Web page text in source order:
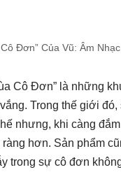
Đơn” Của Vũ: Âm
Cô Đơn” là những
Trong thế giới
nhưng, khi càng
hơn. Sản phẩm
trong sự cô đơn